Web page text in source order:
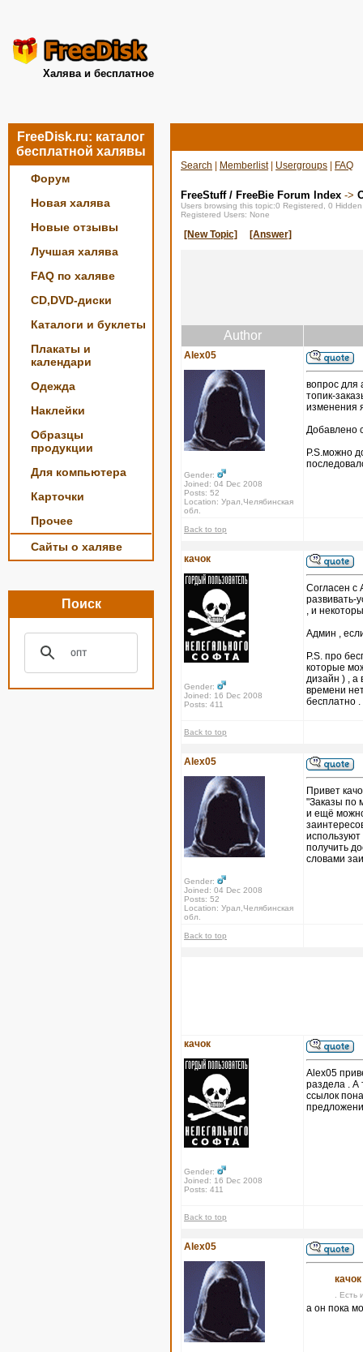
Халява и бесплатное
FreeDisk.ru: каталог
бесплатной халявы
Форум
Новая халява
Новые отзывы
Лучшая халява
FAQ по халяве
CD,DVD-диски
Каталоги и буклеты
Плакаты и
календари
Одежда
Наклейки
Образцы
продукции
Для компьютера
Карточки
Прочее
Сайты о халяве
Поиск
Search Memberlist| Usergroups FAQ
FreeStuff / FreeBie Forum Index ->
Users browsing this topic:0 Registered, 0
Registered Users: None
[New Topic] [Answer]
Author
Alex05
Gender:
Joined: 04 Dec 2008
Posts: 52
Location: Урал,Челябинская
обл.
вопрос для
топик-
изменения
Добавлено
P.S.можно
Back to top
качок
Gender:
Joined: 16 Dec 2008
Posts: 411
Согласен с
развивать-
, и
Админ ,
P.S. про
которые
дизайн ) , а
времени
бесплатно
Back to top
Alex05
Gender:
Joined: 04 Dec 2008
Posts: 52
Location: Урал,Челябинская
обл.
Привет
"Заказы по
и ещё
получить
словами
Back to top
качок
Gender:
Joined: 16 Dec 2008
Posts: 411
Alex05
раздела . А
ссылок
Back to top
Alex05
.
а он пока